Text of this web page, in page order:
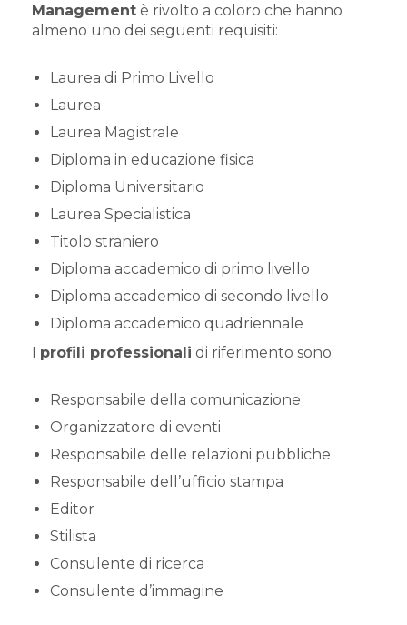
Management è rivolto a coloro che hanno
almeno uno dei seguenti requisiti:
Laurea di Primo Livello
​Laurea
​Laurea Magistrale
​Diploma in educazione fisica
​Diploma Universitario
Laurea Specialistica
​Titolo straniero
​Diploma accademico di primo livello
​Diploma accademico di secondo livello
​Diploma accademico quadriennale
profili professionali di riferimento sono:
Responsabile della comunicazione
Organizzatore di eventi
Responsabile delle relazioni pubbliche
Responsabile dell’ufficio stampa
Editor
Stilista
Consulente di ricerca
Consulente d’immagine